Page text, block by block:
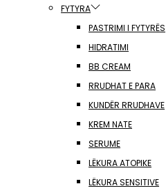
FYTYRA
PASTRIMI I FYTYRËS
HIDRATIMI
BB CREAM
RRUDHAT E PARA
KUNDËR RRUDHAVE
KREM NATE
SERUME
LËKURA ATOPIKE
LËKURA SENSITIVE